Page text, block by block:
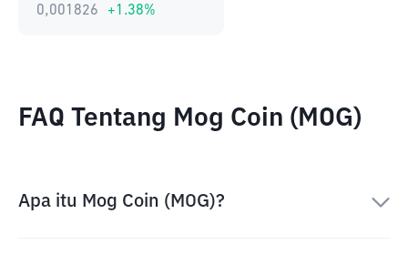
0,001826 +1.38%
FAQ Tentang Mog Coin (MOG)
Apa itu Mog Coin (MOG)?